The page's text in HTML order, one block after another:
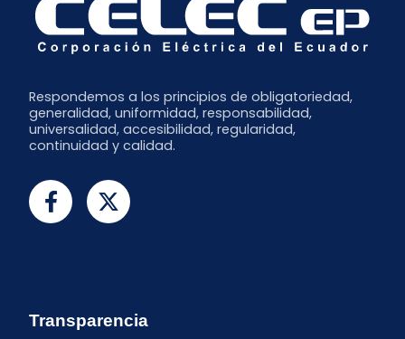
Respondemos a los principios de obligatoriedad,
generalidad, uniformidad, responsabilidad,
universalidad, accesibilidad, regularidad,
continuidad y calidad.
Transparencia